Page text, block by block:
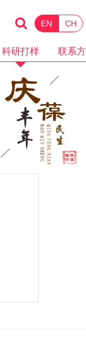
CH
EN
科研打样
微商电商
OEM加工
科研打样
联系